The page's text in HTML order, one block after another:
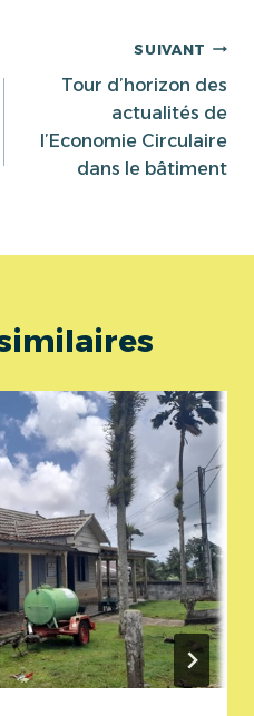
SUIVANT
Tour d’horizon des
actualités de
l’Economie Circulaire
dans le bâtiment